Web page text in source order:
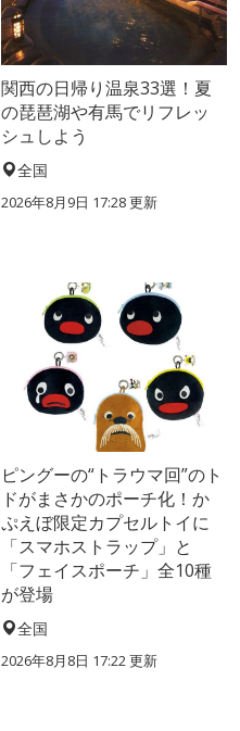
関西の日帰り温泉33選！夏
の琵琶湖や有馬でリフレッ
シュしよう
全国
2026年8月9日 17:28更新
ピングーの“トラウマ回”のト
ドがまさかのポーチ化！か
ぷえぼ限定カプセルトイに
「スマホストラップ」と
「フェイスポーチ」全10種
が登場
全国
2026年8月8日 17:22更新